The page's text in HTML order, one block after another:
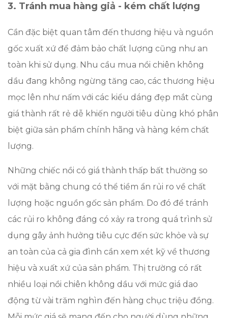
3. Tránh mua hàng giả - kém chất lượng
Cần đặc biệt quan tâm đến thương hiệu và nguồn
gốc xuất xứ để đảm bảo chất lượng cũng như an
toàn khi sử dụng. Nhu cầu mua nồi chiên không
dầu đang không ngừng tăng cao, các thương hiệu
mọc lên như nấm với các kiểu dáng đẹp mắt cùng
giá thành rất rẻ dễ khiến người tiêu dùng khó phân
biệt giữa sản phẩm chính hãng và hàng kém chất
lượng.
Những chiếc nồi có giá thành thấp bất thường so
với mặt bằng chung có thể tiềm ẩn rủi ro về chất
lượng hoặc nguồn gốc sản phẩm. Do đó để tránh
các rủi ro không đáng có xảy ra trong quá trình sử
dụng gây ảnh hưởng tiêu cực đến sức khỏe và sự
an toàn của cả gia đình cần xem xét kỹ về thương
hiệu và xuất xứ của sản phẩm. Thị trường có rất
nhiều loại nồi chiên không dầu với mức giá dao
động từ vài trăm nghìn đến hàng chục triệu đồng.